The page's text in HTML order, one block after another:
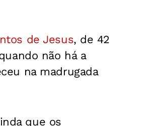
de Jesus, de 42
não há a
na madrugada
que os